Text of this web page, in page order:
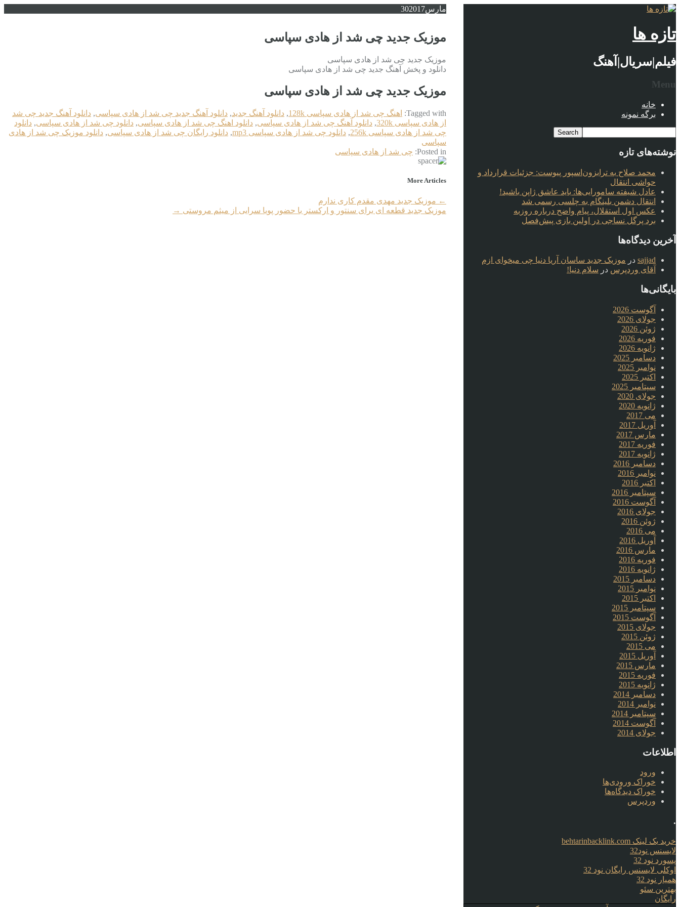
مارس 302017
موزیک جدید چی شد از هادی سپاسی
موزیک جدید چی شد از هادی سپاسی
دانلود و پخش آهنگ جدید چی شد از هادی سپاسی
موزیک جدید چی شد از هادی سپاسی
Tagged with: اهنگ چی شد از هادی سپاسی 128k , دانلود آهنگ جدید, دانلود آهنگ جدید چی شد از هادی سپاسی, دانلود آهنگ جدید چی شد
از هادی سپاسی 320k
, دانلود آهنگ چی شد از هادی سپاسی, دانلود اهنگ چی شد از هادی سپاسی, دانلود چی شد از هادی سپاسی, دانلود
چی شد از هادی سپاسی 256k
, دانلود چی شد از هادی سپاسی mp3 , دانلود رایگان چی شد از هادی سپاسی, دانلود موزیک چی شد از هادی
سپاسی
Posted in: چی شد از هادی سپاسی
More Articles
← موزیک جدید مهدی مقدم کاری ندارم
موزیک جدید قطعه ای برای سنتور و ارکستر با حضور پویا سرایی از میثم مروستی →
تازه ها
فیلم|سریال|آهنگ
Menu
خانه
برگه نمونه
نوشته‌های تازه
محمد صلاح به ترابزون‌اسپور پیوست: جزئیات قرارداد و
حواشی انتقال
عادل شیفته سامورایی‌ها: باید عاشق ژاپن باشید!
انتقال دشمن بلینگام به چلسی رسمی شد
عکس اول استقلال، پیام واضح درباره روزبه
برد پرگل نساجی در اولین بازی پیش‌فصل
آخرین دیدگاه‌ها
sajjad در موزیک جدید ساسان آریا دنیا چی میخوای ازم
آقای وردپرس در سلام دنیا!
بایگانی‌ها
آگوست 2026
جولای 2026
ژوئن 2026
فوریه 2026
ژانویه 2026
دسامبر 2025
نوامبر 2025
اکتبر 2025
سپتامبر 2025
جولای 2020
ژانویه 2020
می 2017
آوریل 2017
مارس 2017
فوریه 2017
ژانویه 2017
دسامبر 2016
نوامبر 2016
اکتبر 2016
سپتامبر 2016
آگوست 2016
جولای 2016
ژوئن 2016
می 2016
آوریل 2016
مارس 2016
فوریه 2016
ژانویه 2016
دسامبر 2015
نوامبر 2015
اکتبر 2015
سپتامبر 2015
آگوست 2015
جولای 2015
ژوئن 2015
می 2015
آوریل 2015
مارس 2015
فوریه 2015
ژانویه 2015
دسامبر 2014
نوامبر 2014
سپتامبر 2014
آگوست 2014
جولای 2014
اطلاعات
ورود
خوراک ورودی‌ها
خوراک دیدگاه‌ها
وردپرس
.
خرید بک لینک behtarinbacklink.com
لایسنس نود32
پسورد نود 32
اوکلی لایسنس رایگان نود 32
همیار نود 32
بهترین سئو
رایگان